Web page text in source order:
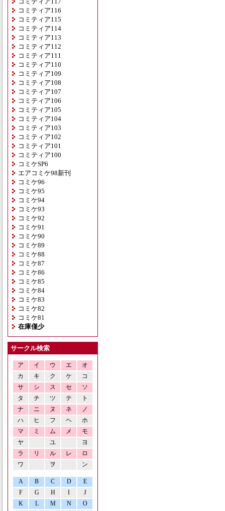
コミティア116
コミティア115
コミティア114
コミティア113
コミティア112
コミティア111
コミティア110
コミティア109
コミティア108
コミティア107
コミティア106
コミティア105
コミティア104
コミティア103
コミティア102
コミティア101
コミティア100
コミケSP6
エアコミケ98新刊
コミケ96
コミケ95
コミケ94
コミケ93
コミケ92
コミケ91
コミケ90
コミケ89
コミケ88
コミケ87
コミケ86
コミケ85
コミケ84
コミケ83
コミケ82
コミケ81
在庫僅少
サークル検索
ア イ ウ エ
オ
カ
キ ク ケ
コ
サ
シ ス セ
ソ
タ
チ ツ テ
ト
ナ
ニ ヌ ネ
ノ
ハ
ヒ フ ヘ
ホ
マ
ミ ム メ
モ
ヤ
ユ
ヨ
ラ
リ ル レ
ロ
ワ
ヲ ン
A B C D
E
F
G H I
J
K
L M N O